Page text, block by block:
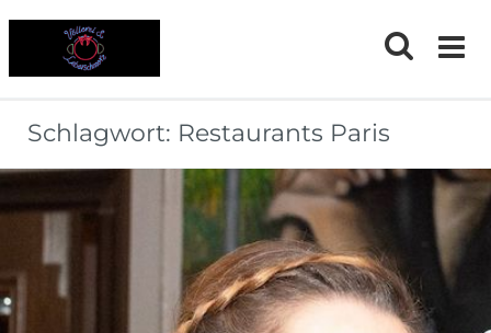
Schlagwort: Restaurants Paris